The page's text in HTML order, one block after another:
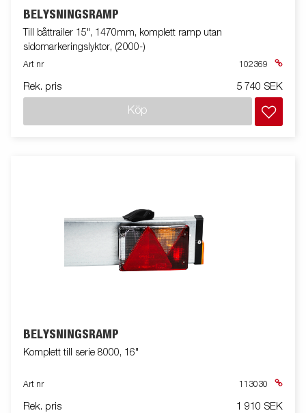
BELYSNINGSRAMP
Till båttrailer 15", 1470mm, komplett ramp utan
sidomarkeringslyktor, (2000-)
Art nr 102369
Rek. pris 5 740 SEK
Köp
BELYSNINGSRAMP
Komplett till serie 8000, 16"
Art nr 113030
Rek. pris 1 910 SEK